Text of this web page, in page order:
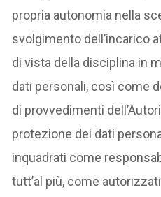
propria autonomia nella
svolgimento dell’incarico
di vista della disciplina in
dati personali, così come
di provvedimenti
protezione dei dati
inquadrati come
tutt’al più, come